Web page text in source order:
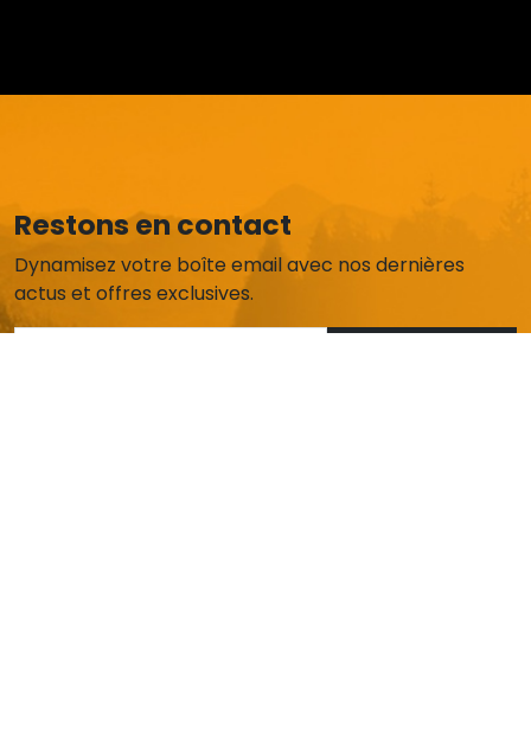
Restons en contact
Dynamisez votre boîte email avec nos dernières
actus et offres exclusives.